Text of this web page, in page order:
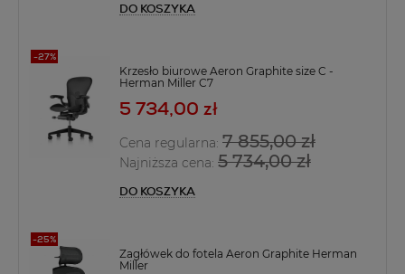
DO KOSZYKA
Krzesło biurowe Aeron Graphite size C -
Herman Miller C7
5 734,00 zł
Cena regularna: 7 855,00 zł
Najniższa cena: 5 734,00 zł
DO KOSZYKA
Zagłówek do fotela Aeron Graphite Herman
Miller